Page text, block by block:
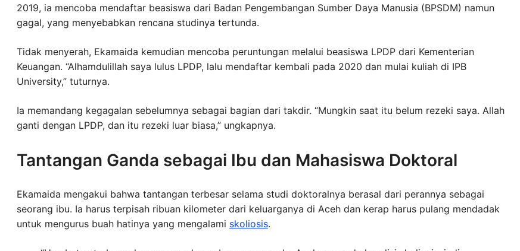
2019, ia mencoba mendaftar beasiswa dari Badan Pengembangan Sumber Daya Manusia (BPSDM) namun
gagal, yang menyebabkan rencana studinya tertunda.
Tidak menyerah, Ekamaida kemudian mencoba peruntungan melalui beasiswa LPDP dari Kementerian
Keuangan. “Alhamdulillah saya lulus LPDP, lalu mendaftar kembali pada 2020 dan mulai kuliah di IPB
University,” tuturnya.
Ia memandang kegagalan sebelumnya sebagai bagian dari takdir. “Mungkin saat itu belum rezeki saya. Allah
ganti dengan LPDP, dan itu rezeki luar biasa,” ungkapnya.
Tantangan Ganda sebagai Ibu dan Mahasiswa Doktoral
Ekamaida mengakui bahwa tantangan terbesar selama studi doktoralnya berasal dari perannya sebagai
seorang ibu. Ia harus terpisah ribuan kilometer dari keluarganya di Aceh dan kerap harus pulang mendadak
untuk mengurus buah hatinya yang mengalami skoliosis.